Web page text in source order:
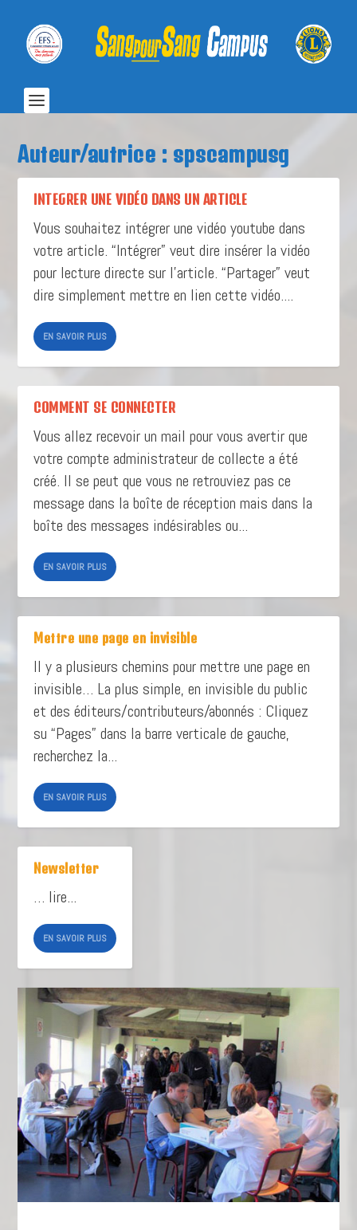
Auteur/autrice : spscampusg
INTEGRER UNE VIDÉO DANS UN ARTICLE
Vous souhaitez intégrer une vidéo youtube dans
votre article. “Intégrer” veut dire insérer la vidéo
pour lecture directe sur l’article. “Partager” veut
dire simplement mettre en lien cette vidéo....
EN SAVOIR PLUS
COMMENT SE CONNECTER
Vous allez recevoir un mail pour vous avertir que
votre compte administrateur de collecte a été
créé. Il se peut que vous ne retrouviez pas ce
message dans la boîte de réception mais dans la
boîte des messages indésirables ou...
EN SAVOIR PLUS
Mettre une page en invisible
Il y a plusieurs chemins pour mettre une page en
invisible… La plus simple, en invisible du public
et des éditeurs/contributeurs/abonnés : Cliquez
su “Pages” dans la barre verticale de gauche,
recherchez la...
EN SAVOIR PLUS
Newsletter
… lire...
EN SAVOIR PLUS